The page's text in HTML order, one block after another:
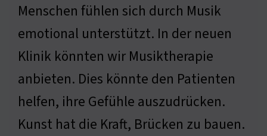
Menschen fühlen sich durch Musik
emotional unterstützt. In der neuen
Klinik könnten wir Musiktherapie
anbieten. Dies könnte den Patienten
helfen, ihre Gefühle auszudrücken.
Kunst hat die Kraft, Brücken zu bauen.